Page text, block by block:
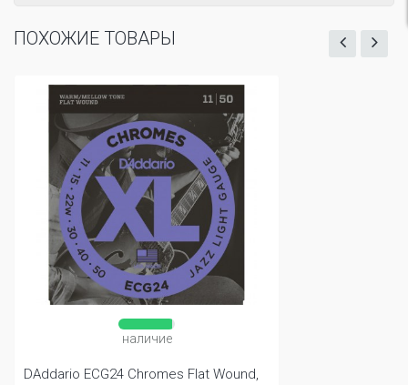
ПОХОЖИЕ ТОВАРЫ
наличие
DAddario ECG24 Chromes Flat Wound,